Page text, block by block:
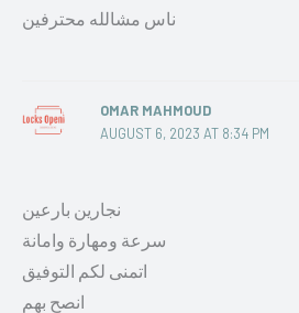
ناس مشالله محترفين
OMAR MAHMOUD
AUGUST 6, 2023 AT 8:34 PM
نجارين بارعين
سرعة ومهارة وامانة
اتمنى لكم التوفيق
انصح بهم